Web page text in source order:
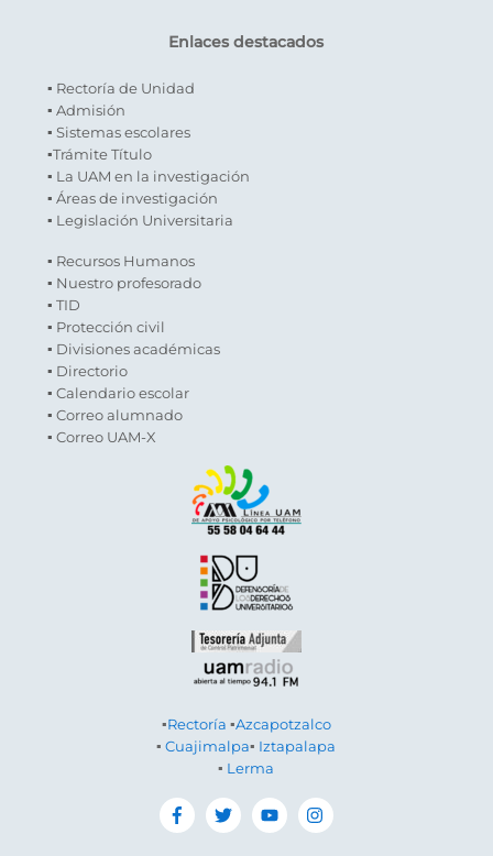
Enlaces destacados
▪ Rectoría de Unidad
▪ Admisión
▪ Sistemas escolares
▪Trámite Título
▪ La UAM en la investigación
▪ Áreas de investigación
▪ Legislación Universitaria
▪ Recursos Humanos
▪ Nuestro profesorado
▪ TID
▪ Protección civil
▪ Divisiones académicas
▪ Directorio
▪ Calendario escolar
▪ Correo alumnado
▪ Correo UAM-X
▪Rectoría ▪Azcapotzalco
▪Cuajimalpa▪ Iztapalapa
▪ Lerma